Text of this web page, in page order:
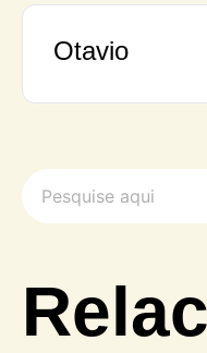
Otavio